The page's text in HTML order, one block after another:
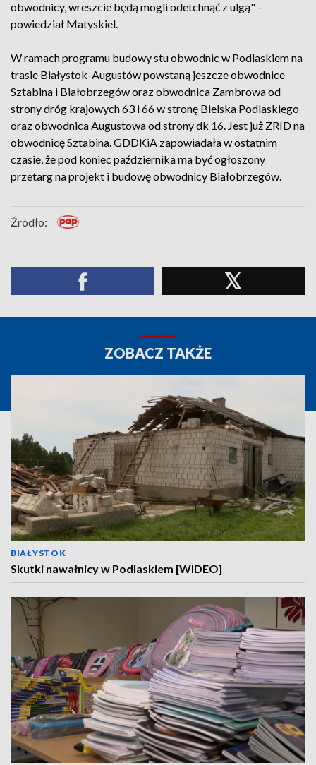
obwodnicy, wreszcie będą mogli odetchnąć z ulgą" -
powiedział Matyskiel.
W ramach programu budowy stu obwodnic w Podlaskiem na
trasie Białystok-Augustów powstaną jeszcze obwodnice
Sztabina i Białobrzegów oraz obwodnica Zambrowa od
strony dróg krajowych 63 i 66 w stronę Bielska Podlaskiego
oraz obwodnica Augustowa od strony dk 16. Jest już ZRID na
obwodnicę Sztabina. GDDKiA zapowiadała w ostatnim
czasie, że pod koniec października ma być ogłoszony
przetarg na projekt i budowę obwodnicy Białobrzegów.
Źródło:
ZOBACZ TAKŻE
BIAŁYSTOK
Skutki nawałnicy w Podlaskiem [WIDEO]